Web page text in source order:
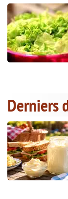
Derniers